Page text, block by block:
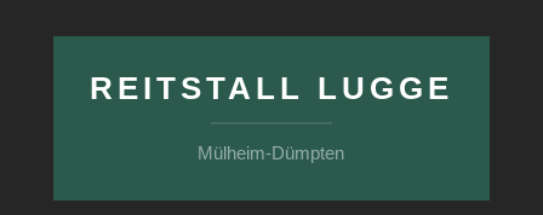
REITSTALL LUGGE
Mülheim-Dümpten